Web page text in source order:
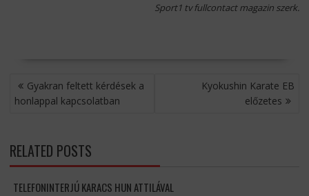
Sport1 tv fullcontact magazin szerk.
BEJEGYZÉS
NAVIGÁCIÓ
Gyakran feltett kérdések a
honlappal kapcsolatban
Kyokushin Karate EB
előzetes
RELATED POSTS
TELEFONINTERJÚ KARACS HUN ATTILÁVAL